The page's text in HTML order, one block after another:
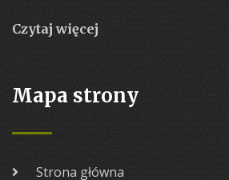
Czytaj więcej
Mapa strony
Strona główna